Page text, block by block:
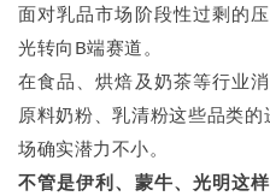
面对乳品市场阶段性过剩的
光转向B端赛道。
在食品、烘焙及奶茶等行业
原料奶粉、乳清粉这些品类
场确实潜力不小。
不管是伊利、蒙牛、光明这